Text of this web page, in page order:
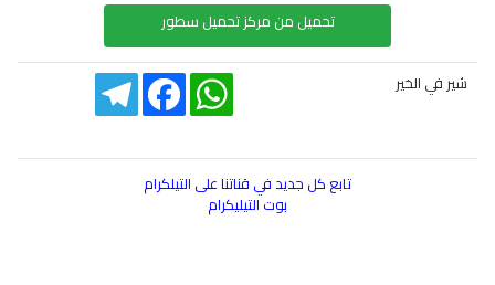
تحميل من مركز تحميل سطور
شير في الخير TelegramFacebookWhatsApp
تابع كل جديد في قناتنا على التيلكرام
بوت التيليكرام